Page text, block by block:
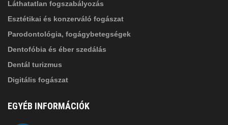
Láthatatlan fogszabályozás
Esztétikai és konzerváló fogászat
Parodontológia, fogágybetegségek
Dentofóbia és éber szedálás
Dentál turizmus
Digitális fogászat
EGYÉB INFORMÁCIÓK